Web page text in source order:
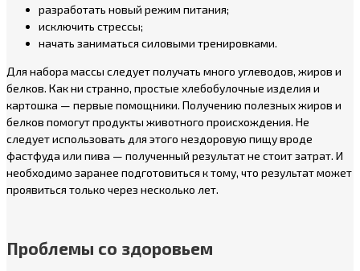
разработать новый режим питания;
исключить стрессы;
начать заниматься силовыми тренировками.
Для набора массы следует получать много углеводов, жиров и
белков. Как ни странно, простые хлебобулочные изделия и
картошка — первые помощники. Получению полезных жиров и
белков помогут продукты животного происхождения. Не
следует использовать для этого нездоровую пищу вроде
фастфуда или пива — полученный результат не стоит затрат. И
необходимо заранее подготовиться к тому, что результат может
проявиться только через несколько лет.
Проблемы со здоровьем